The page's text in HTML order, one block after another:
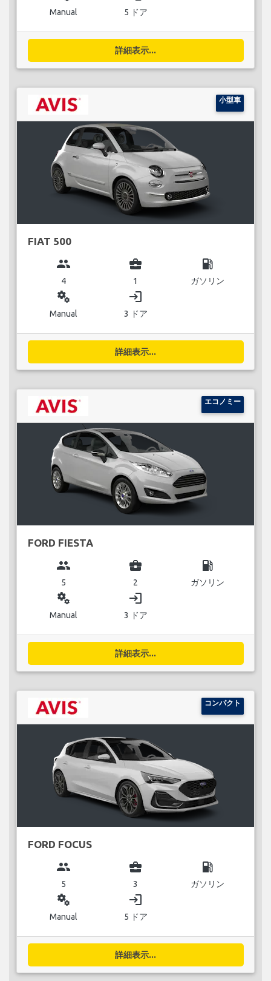
Manual 5 ドア
詳細表示...
小型車
FIAT 500
group
4
business_center
1
local_gas_station
ガソリン
miscellaneous_services
Manual
login
3 ドア
詳細表示...
エコノミー
FORD FIESTA
group
5
business_center
2
local_gas_station
ガソリン
miscellaneous_services
Manual
login
3 ドア
詳細表示...
コンパクト
FORD FOCUS
group
5
business_center
3
local_gas_station
ガソリン
miscellaneous_services
Manual
login
5 ドア
詳細表示...